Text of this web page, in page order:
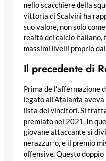
nello scacchiere della
vittoria di Scalvini ha
suo valore, non solo
realtà del calcio italiano,
massimi livelli proprio
Il precedente di
Prima dell’affermazione
legato all’Atalanta
lista dei vincitori. Si
premiato nel 2021. In
giovane attaccante si
nerazzurro, e il premio
offensive. Questo doppio